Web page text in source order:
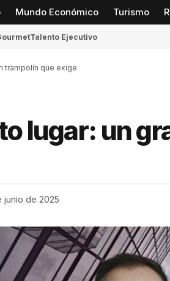
Mundo Económico Turismo
Talento Ejecutivo
trampolín que exige
lugar: un
junio de 2025